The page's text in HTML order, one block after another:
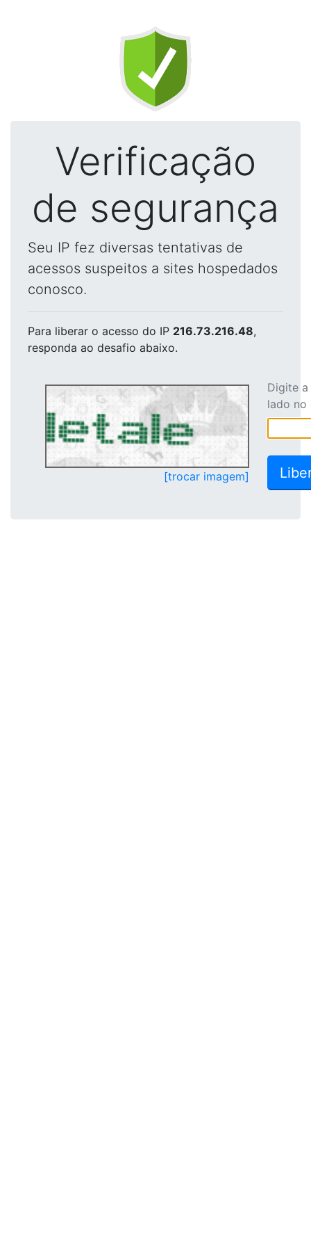
Verificação
de segurança
Seu IP fez diversas tentativas de
acessos suspeitos a sites hospedados
conosco.
Para liberar o acesso do IP 216.73.216.48,
responda ao desafio abaixo.
[trocar imagem]
Digite
lado no